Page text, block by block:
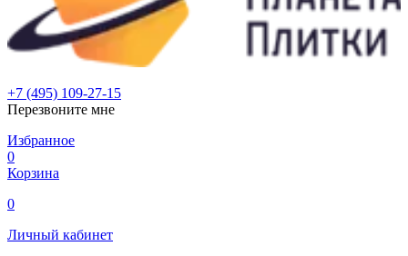
+7 (495) 109-27-15
Перезвоните мне
Избранное
0
Корзина
0
Личный кабинет